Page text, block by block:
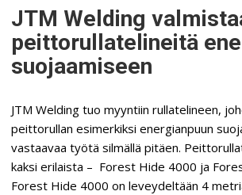
JTM Welding
peittorullatelineitä
suojaamiseen
JTM Welding tuo myyntiin rullatelineen,
peittorullan esimerkiksi energianpuun
vastaavaa työtä silmällä pitäen.
kaksi erilaista – Forest Hide 4000 ja
Forest Hide 4000 on leveydeltään 4